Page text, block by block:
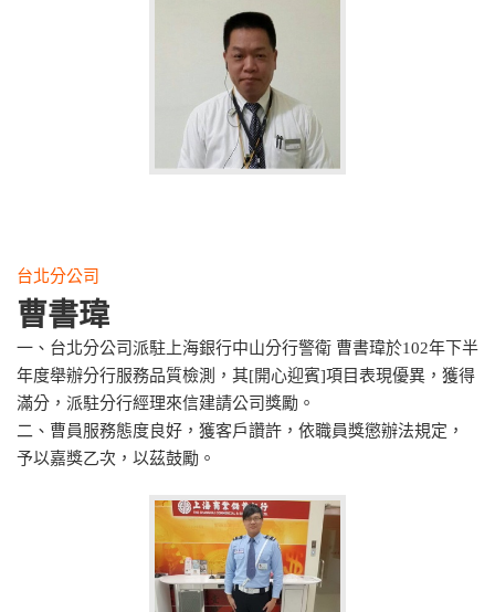
台北分公司
曹書瑋
一、台北分公司派駐上海銀行中山分行警衛 曹書瑋於102年下半
年度舉辦分行服務品質檢測，其[開心迎賓]項目表現優異，獲得
滿分，派駐分行經理來信建請公司獎勵。
二、曹員服務態度良好，獲客戶讚許，依職員獎懲辦法規定，
予以嘉獎乙次，以茲鼓勵。